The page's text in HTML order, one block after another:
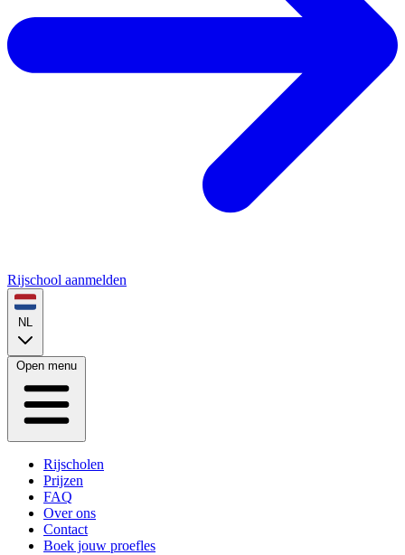
Rijschool aanmelden
NL
Open menu
Rijscholen
Prijzen
FAQ
Over ons
Contact
Boek jouw proefles